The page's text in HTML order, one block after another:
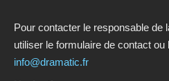
Pour contacter le responsable de
utiliser le formulaire de contact
info@dramatic.fr